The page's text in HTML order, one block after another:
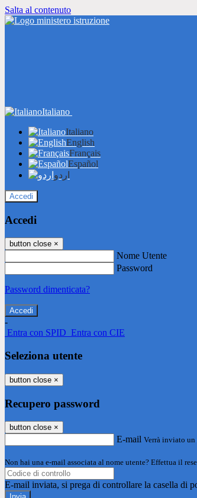
Salta al contenuto
Italiano
Italiano
English
Français
Español
اردو
Accedi
Accedi
button close ×
Nome Utente
Password
Password dimenticata?
-
Entra con SPID Entra con CIE
Seleziona utente
button close ×
Recupero password
button close ×
E-mail Verrà inviato
Non hai una e-mail associata al nome utente? Effettua il
E-mail inviata, si prega di controllare la casella di